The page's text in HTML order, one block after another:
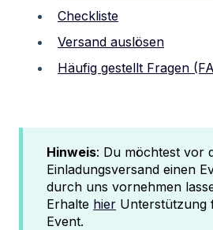
Checkliste
Versand auslösen
Häufig gestellt Fragen
Hinweis: Du möchtest vor
Einladungsversand einen
durch uns vornehmen
Erhalte hier Unterstützung
Event.